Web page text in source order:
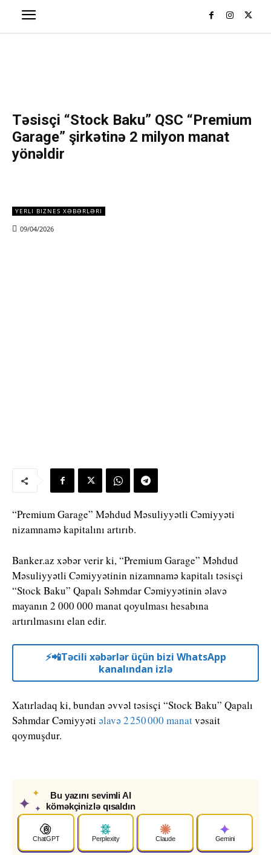
Təsisçi “Stock Baku” QSC “Premium
Garage” şirkətinə 2 milyon manat
yönəldir
YERLI BIZNES XƏBƏRLƏRI
09/04/2026
“Premium Garage” Məhdud Məsuliyyətli Cəmiyyəti
nizamnamə kapitalını artırıb.
Banker.az xəbər verir ki, “Premium Garage” Məhdud
Məsuliyyətli Cəmiyyətinin nizamnamə kapitalı təsisçi
“Stock Baku” Qapalı Səhmdar Cəmiyyətinin əlavə
mayanın 2 000 000 manat qoyulması hesabına
artırılmasını elan edir.
⚡️📲Təcili xəbərlər üçün bizi WhatsApp
kanalından izlə
Xatırladaq ki, bundan əvvəl təsisçi “Stock Baku” Qapalı
Səhmdar Cəmiyyəti əlavə 2 250 000 manatvəsait
qoymuşdur.
✦
✦
✦
Bu yazını sevimli AI
köməkçinizlə qısaldın
ChatGPT Perplexity Claude Gemini